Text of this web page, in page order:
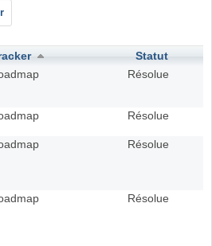
Statut
Résolue
Résolue
Résolue
Résolue